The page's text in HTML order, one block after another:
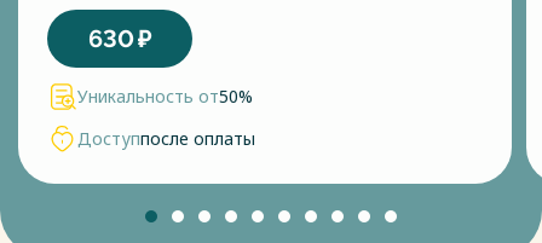
630₽
Уникальность от50%
Доступпосле оплаты